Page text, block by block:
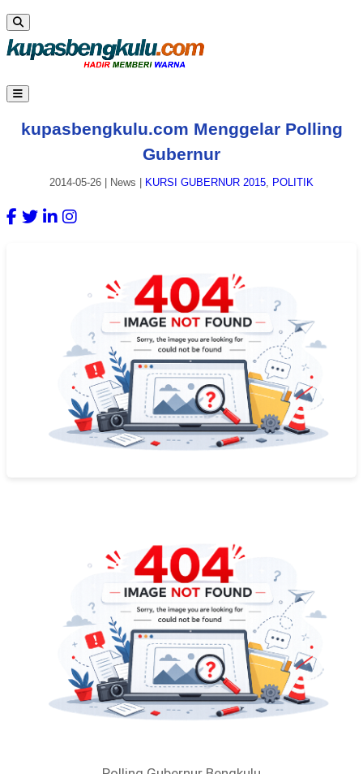
kupasbengkulu.com Menggelar Polling
Gubernur
2014-05-26 News KURSI GUBERNUR 2015, POLITIK